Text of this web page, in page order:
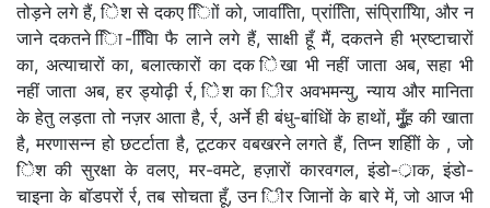
तोड़ने लगे हैं, िेश से दकए िािों को, जावतिाि, प्रांतिाि, संप्रिायिाि, और न
जाने दकतने िाि-वििाि फै लाने लगे हैं, साक्षी हूँ मैं, दकतने ही भ्रष्टाचारों
का, अत्याचारों का, बलात्कारों का दक िेखा भी नहीं जाता अब, सहा भी
नहीं जाता अब, हर ड्योढ़ी र्र, िेश का िीर अवभमन्यु, न्याय और मानिता
के हेतु लड़ता तो नज़र आता है, र्र, अर्ने ही बंधु-बांधिों के हाथों, मुूँह की खाता
है, मरणासन्न हो छटर्टाता है, टूटकर वबखरने लगते हैं, तिप्न शहीिों के , जो
िेश की सुरक्षा के वलए, मर-वमटे, हज़ारों कारवगल, इंडो-र्ाक, इंडो-
चाइना के बॉडपरों र्र, तब सोचता हूँ, उन िीर जिानों के बारे में, जो आज भी